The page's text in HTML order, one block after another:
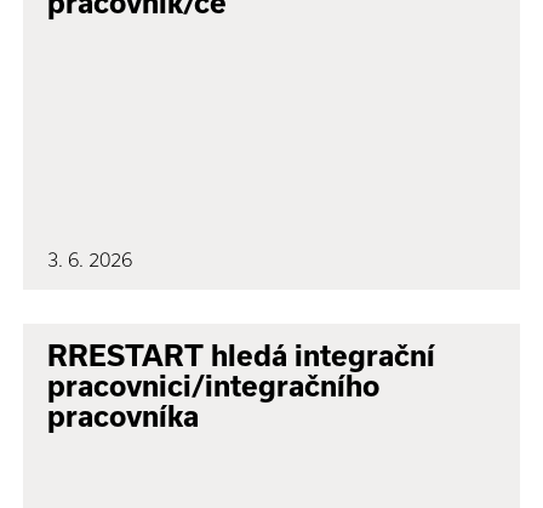
3. 6. 2026
RRESTART hledá integrační
pracovnici/integračního
pracovníka